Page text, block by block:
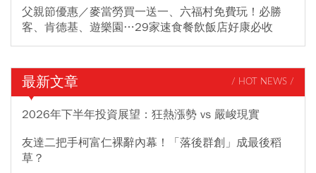
父親節優惠／麥當勞買一送一、六福村免費玩！必勝
客、肯德基、遊樂園…29家速食餐飲飯店好康必收
最新文章 / HOT NEWS /
2026年下半年投資展望：狂熱漲勢 vs 嚴峻現實
友達二把手柯富仁裸辭內幕！「落後群創」成最後稻
草？